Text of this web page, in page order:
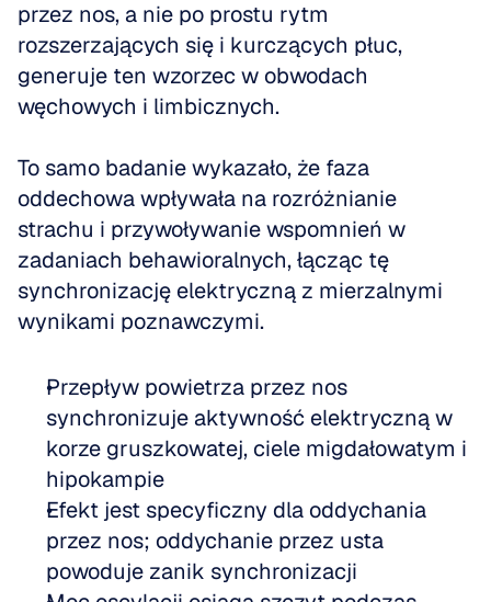
przez nos, a nie po prostu rytm
rozszerzających się i kurczących płuc,
generuje ten wzorzec w obwodach
węchowych i limbicznych.
To samo badanie wykazało, że faza
oddechowa wpływała na rozróżnianie
strachu i przywoływanie wspomnień w
zadaniach behawioralnych, łącząc tę
synchronizację elektryczną z mierzalnymi
wynikami poznawczymi.
Przepływ powietrza przez nos
synchronizuje aktywność elektryczną w
korze gruszkowatej, ciele migdałowatym i
hipokampie
Efekt jest specyficzny dla oddychania
przez nos; oddychanie przez usta
powoduje zanik synchronizacji